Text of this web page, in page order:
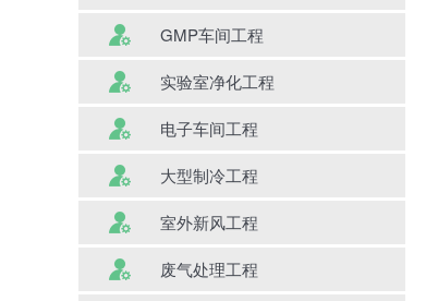
GMP车间工程
实验室净化工程
电子车间工程
大型制冷工程
室外新风工程
废气处理工程